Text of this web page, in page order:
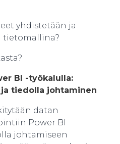
yhdistetään ja
tietomallina?
BI -työkalulla:
tiedolla johtaminen
datan
Power BI
johtamiseen